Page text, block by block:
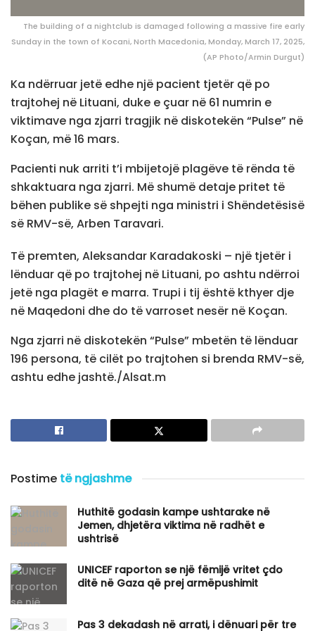
The building of a nightclub is damaged following a massive fire early
Sunday in the town of Kocani, North Macedonia, Monday, March 17, 2025,
(AP Photo/Armin Durgut)
Ka ndërruar jetë edhe një pacient tjetër që po
trajtohej në Lituani, duke e çuar në 61 numrin e
viktimave nga zjarri tragjik në diskotekën “Pulse” në
Koçan, më 16 mars.
Pacienti nuk arriti t’i mbijetojë plagëve të rënda të
shkaktuara nga zjarri. Më shumë detaje pritet të
bëhen publike së shpejti nga ministri i Shëndetësisë
së RMV-së, Arben Taravari.
Të premten, Aleksandar Karadakoski – një tjetër i
lënduar që po trajtohej në Lituani, po ashtu ndërroi
jetë nga plagët e marra. Trupi i tij është kthyer dje
në Maqedoni dhe do të varroset nesër në Koçan.
Nga zjarri në diskotekën “Pulse” mbetën të lënduar
196 persona, të cilët po trajtohen si brenda RMV-së,
ashtu edhe jashtë./Alsat.m
Postime të ngjashme
Huthitë godasin kampe ushtarake në
Jemen, dhjetëra viktima në radhët e
ushtrisë
UNICEF raporton se një fëmijë vritet çdo
ditë në Gaza që prej armëpushimit
Pas 3 dekadash në arrati, i dënuari për tre